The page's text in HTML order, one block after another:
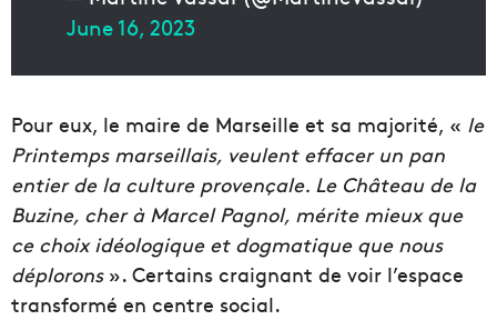
June 16, 2023
Pour eux, le maire de Marseille et sa majorité, « le
Printemps marseillais, veulent effacer un pan
entier de la culture provençale. Le Château de la
Buzine, cher à Marcel Pagnol, mérite mieux que
ce choix idéologique et dogmatique que nous
déplorons». Certains craignant de voir l’espace
transformé en centre social.